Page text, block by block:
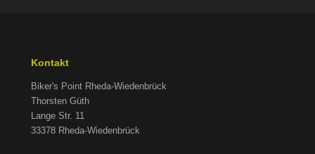
Kontakt
Biker's Point Rheda-Wiedenbrück
Thorsten Güth
Lange Str. 11
33378 Rheda-Wiedenbrück